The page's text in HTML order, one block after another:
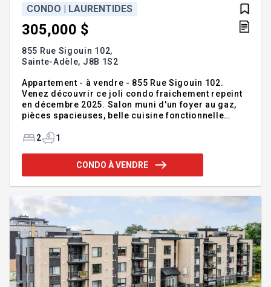
CONDO | LAURENTIDES
305,000 $
855 Rue Sigouin 102,
Sainte-Adèle, J8B 1S2
Appartement - à vendre - 855 Rue Sigouin 102.
Venez découvrir ce joli condo fraichement repeint
en décembre 2025. Salon muni d'un foyer au gaz,
pièces spacieuses, belle cuisine fonctionnelle
bonne dimension avec coin laveuse-sécheuse,
abondante. Une localisation idéale au Coeur de Ste-
Adèle et à distance de marche des commodités,
équilibre entre vie active et détente. Un
environnement paisible et d
2 1
CONDO À VENDRE